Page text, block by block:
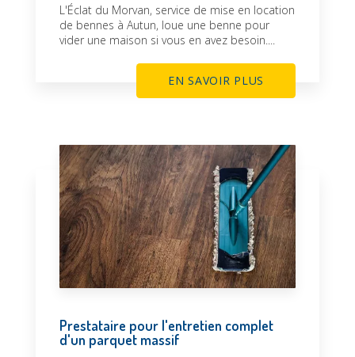
L'Éclat du Morvan, service de mise en location
de bennes à Autun, loue une benne pour
vider une maison si vous en avez besoin....
EN SAVOIR PLUS
Prestataire pour l'entretien complet
d'un parquet massif